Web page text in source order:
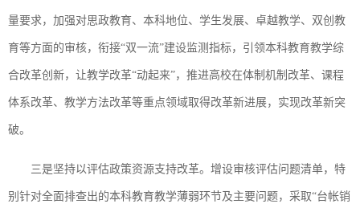
量要求，加强对思政教育、本科地位、学生发展、卓越教学、双创教
育等方面的审核，衔接“双一流”建设监测指标，引领本科教育教学综
合改革创新，让教学改革“动起来”，推进高校在体制机制改革、课程
体系改革、教学方法改革等重点领域取得改革新进展，实现改革新突
破。
三是坚持以评估政策资源支持改革。增设审核评估问题清单，特
别针对全面排查出的本科教育教学薄弱环节及主要问题，采取“台帐销